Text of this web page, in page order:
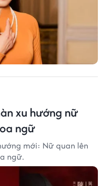
xu hướng nữ
ngữ
mới: Nữ quan lên
ngữ.